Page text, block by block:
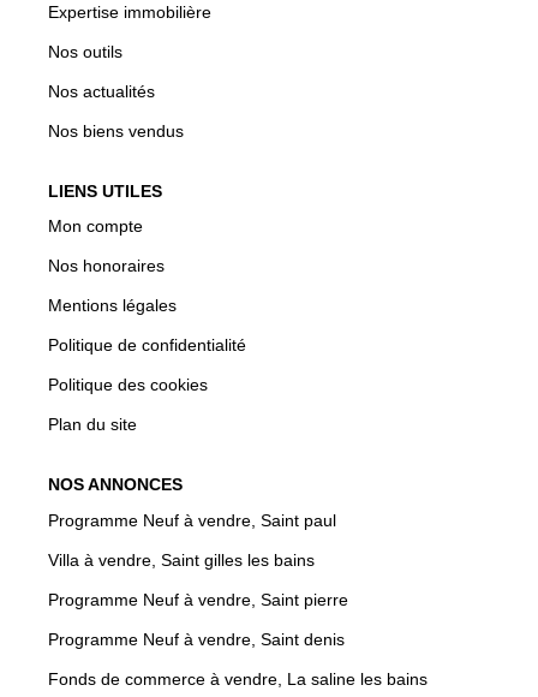
Expertise immobilière
Nos outils
Nos actualités
Nos biens vendus
LIENS UTILES
Mon compte
Nos honoraires
Mentions légales
Politique de confidentialité
Politique des cookies
Plan du site
NOS ANNONCES
Programme Neuf à vendre, Saint paul
Villa à vendre, Saint gilles les bains
Programme Neuf à vendre, Saint pierre
Programme Neuf à vendre, Saint denis
Fonds de commerce à vendre, La saline les bains